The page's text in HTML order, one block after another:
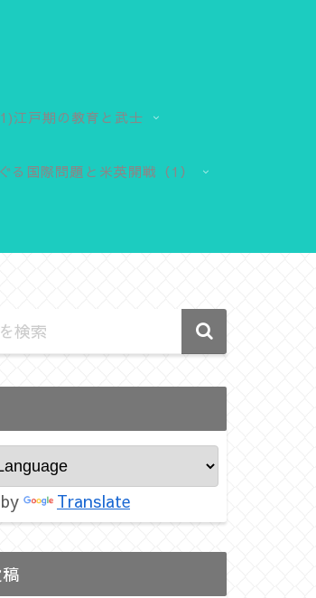
江戸期の教育と武士
る国際問題と米英開戦（1）
Translate